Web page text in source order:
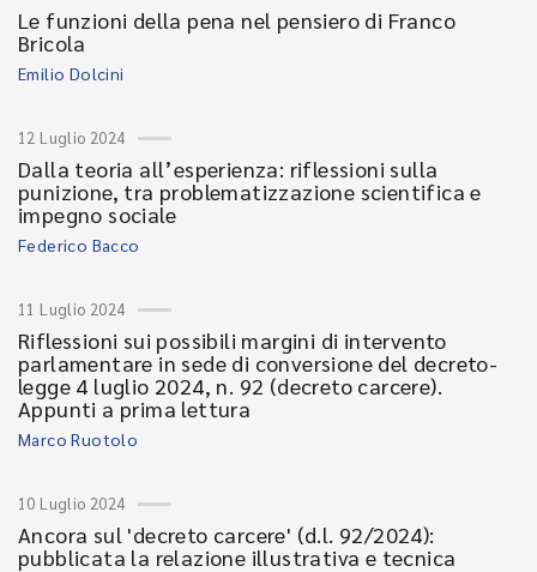
Le funzioni della pena nel pensiero di Franco
Bricola
Emilio Dolcini
12 Luglio 2024
Dalla teoria all’esperienza: riflessioni sulla
punizione, tra problematizzazione scientifica e
impegno sociale
Federico Bacco
11 Luglio 2024
Riflessioni sui possibili margini di intervento
parlamentare in sede di conversione del decreto-
legge 4 luglio 2024, n. 92 (decreto carcere).
Appunti a prima lettura
Marco Ruotolo
10 Luglio 2024
Ancora sul 'decreto carcere' (d.l. 92/2024):
pubblicata la relazione illustrativa e tecnica